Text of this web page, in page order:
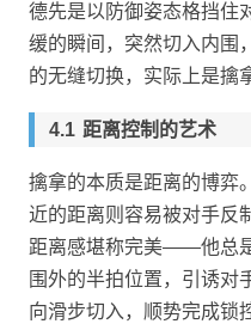
德先是以防御姿态格挡住
缓的瞬间，突然切入内围
的无缝切换，实际上是擒
距离控制的艺术
擒拿的本质是距离的博弈
近的距离则容易被对手反
距离感堪称完美——他总
围外的半拍位置，引诱对
向滑步切入，顺势完成锁